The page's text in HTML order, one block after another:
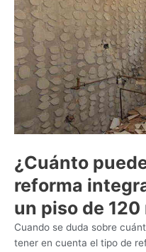
¿Cuánto
reforma
un piso de 120
Cuando se duda sobre
tener en cuenta el tipo de